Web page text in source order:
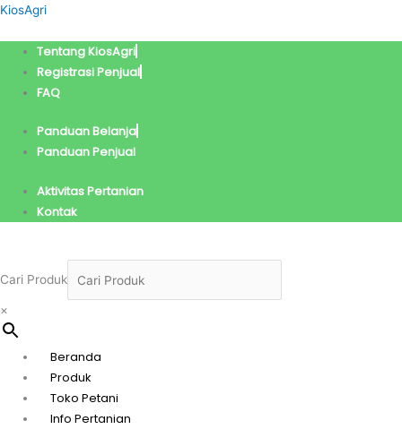
Lewati
konten
KiosAgri
Tentang KiosAgri
Registrasi Penjual
FAQ
Panduan Belanja
Panduan Penjual
Aktivitas Pertanian
Kontak
Cari Produk
×
Menu
Beranda
Produk
Toko Petani
Info Pertanian